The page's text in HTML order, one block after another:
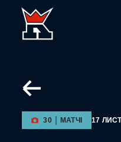
30 МАТЧІ 17